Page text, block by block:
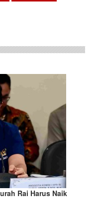
Rai Harus Naik